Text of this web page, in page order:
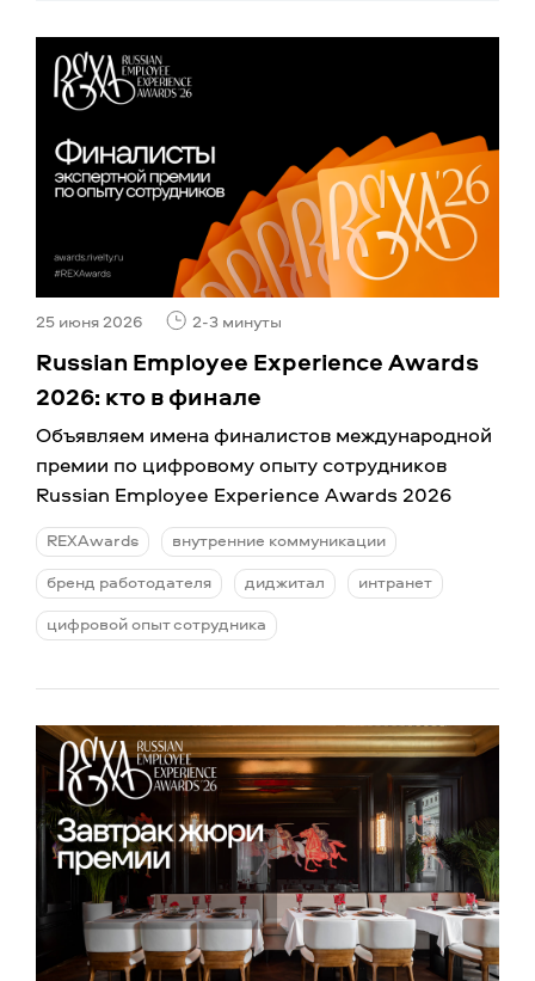
25 июня 2026 2-3 минуты
Russian Employee Experience Awards
2026: кто в финале
Объявляем имена финалистов международной
премии по цифровому опыту сотрудников
Russian Employee Experience Awards 2026
REXAwards
внутренние коммуникации
бренд работодателя
диджитал
интранет
цифровой опыт сотрудника